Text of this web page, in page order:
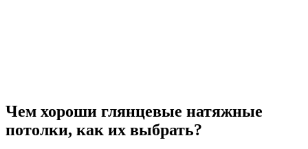
Чем хороши глянцевые натяжные
потолки, как их выбрать?